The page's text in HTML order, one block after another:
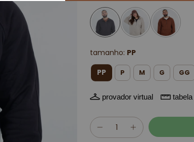
tamanho: PP
PP P M G GG
provador virtual